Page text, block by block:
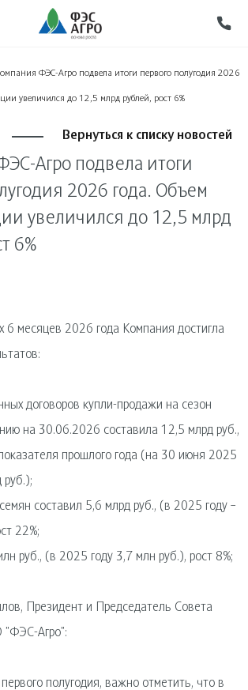
ФЭС-Агро подвела итоги первого полугодия 2026
увеличился до 12,5 млрд рублей, рост 6%
Вернуться к списку новостей
Агро подвела итоги
2026 года. Объем
увеличился до 12,5 млрд
6%
6 месяцев 2026 года Компания достигла
договоров купли-продажи на сезон
на 30.06.2026 составила 12,5 млрд руб.,
прошлого года (на 30 июня 2025
руб.);
составил 5,6 млрд руб., (в 2025 году –
22%;
руб., (в 2025 году 3,7 млн руб.), рост 8%;
Президент и Председатель Совета
"ФЭС-Агро":
полугодия, важно отметить, что в